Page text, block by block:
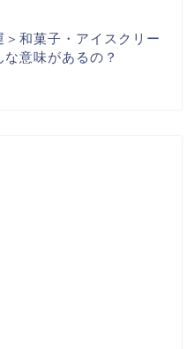
＞和菓子・アイスクリー
な意味があるの？